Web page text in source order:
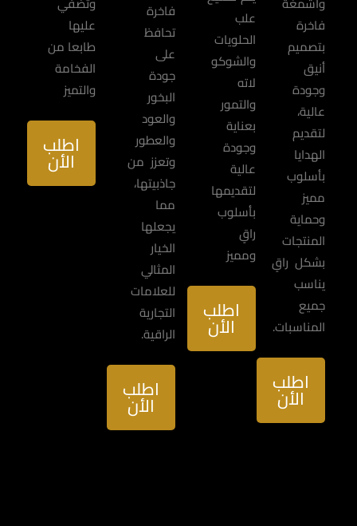
عليها
طابعا من
الفخامة
والتميز
اطلب
الأن
فاخرة
تحافظ
على
جودة
البخور
والعود
والعطور
وتعزز من
جاذبيتها،
مما
يجعلها
الخيار
المثالي
للعلامات
التجارية
الراقية.
اطلب
الأن
علب
الحلويات
والشوكو
لاته
والتمور
بعناية
وجودة
عالية
لتقديمها
بأسلوب
راقٍ
ومميز
اطلب
الأن
فاخرة
بتصميم
أنيق
وجودة
عالية،
لتقديم
الهدايا
بأسلوب
مميز
وحماية
المنتجات
بشكل راقٍ
يناسب
جميع
المناسبات.
اطلب
الأن